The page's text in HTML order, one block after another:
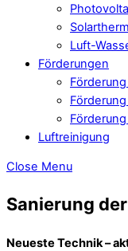
Luft-
Förderungen
Luftreinigung
Close Menu
Sanierung
Neueste Technik –